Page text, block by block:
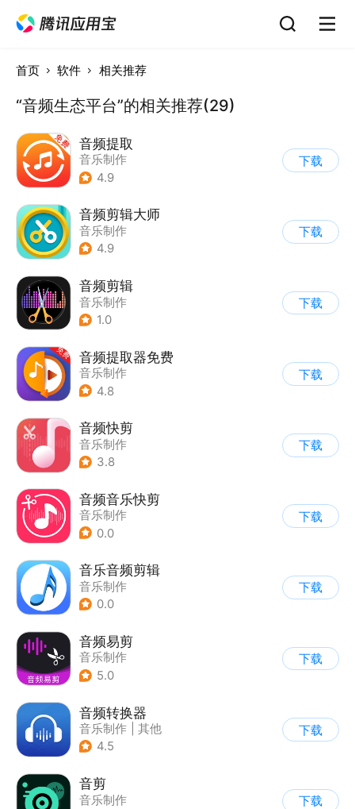
首页 软件 相关推荐
“音频生态平台”的相关推荐(29)
音频提取
音乐制作
4.9
下载
音频剪辑大师
音乐制作
4.9
下载
音频剪辑
音乐制作
1.0
下载
音频提取器免费
音乐制作
4.8
下载
音频快剪
音乐制作
3.8
下载
音频音乐快剪
音乐制作
0.0
下载
音乐音频剪辑
音乐制作
0.0
下载
音频易剪
音乐制作
5.0
下载
音频转换器
音乐制作
其他
4.5
下载
音剪
音乐制作
下载